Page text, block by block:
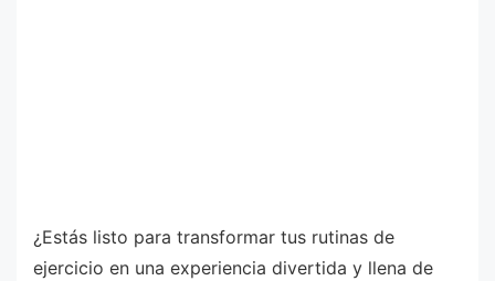
¿Estás listo para transformar tus rutinas de
ejercicio en una experiencia divertida y llena de